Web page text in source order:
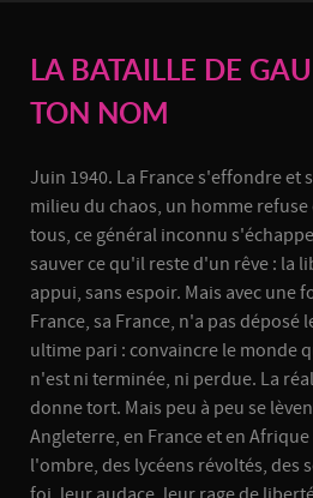
LA BATAILLE DE
TON NOM
Juin 1940. La France s'effondre et
milieu du chaos, un homme refuse
tous, ce général inconnu
sauver ce qu'il reste d'un rêve : la
appui, sans espoir. Mais avec une
France, sa France, n'a pas déposé
ultime pari : convaincre le monde
n'est ni terminée, ni perdue. La
donne tort. Mais peu à peu se
Angleterre, en France et en
l'ombre, des lycéens révoltés, des